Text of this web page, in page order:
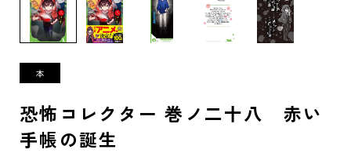
恐怖コレクター 巻ノ二十八 赤い
手帳の誕生